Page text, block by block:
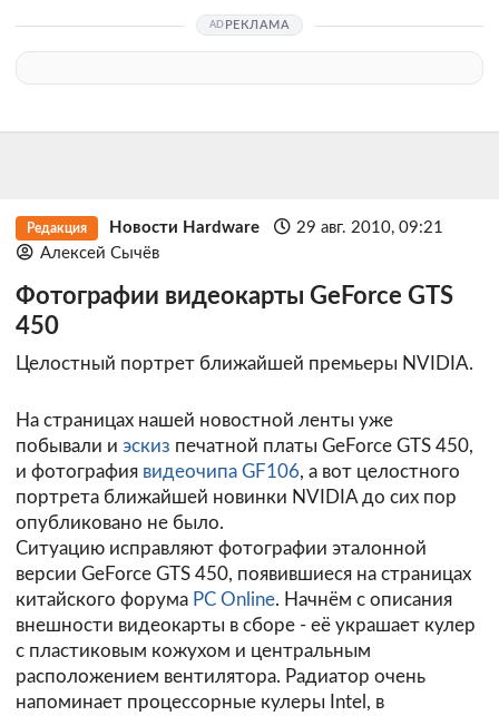
РЕКЛАМА
Редакция Новости Hardware
29 авг. 2010, 09:21
Алексей Сычёв
Фотографии видеокарты GeForce GTS
450
Целостный портрет ближайшей премьеры NVIDIA.
На страницах нашей новостной ленты уже
побывали и эскиз печатной платы GeForce GTS 450,
и фотография видеочипа GF106, а вот целостного
портрета ближайшей новинки NVIDIA до сих пор
опубликовано не было.
Ситуацию исправляют фотографии эталонной
версии GeForce GTS 450, появившиеся на страницах
китайского форума PC Online. Начнём с описания
внешности видеокарты в сборе - её украшает кулер
с пластиковым кожухом и центральным
расположением вентилятора. Радиатор очень
напоминает процессорные кулеры Intel, в